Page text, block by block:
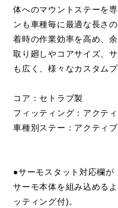
体へのマウントステーを
ンも車種毎に最適な長さ
着時の作業効率を高め、
取り廻しやコアサイズ、
も広く、様々なカスタム
コア：セトラブ製
フィッティング：アクテ
車種別ステー：アクティ
●サーモスタット対応欄が
サーモ本体を組み込める
ッティング付)。